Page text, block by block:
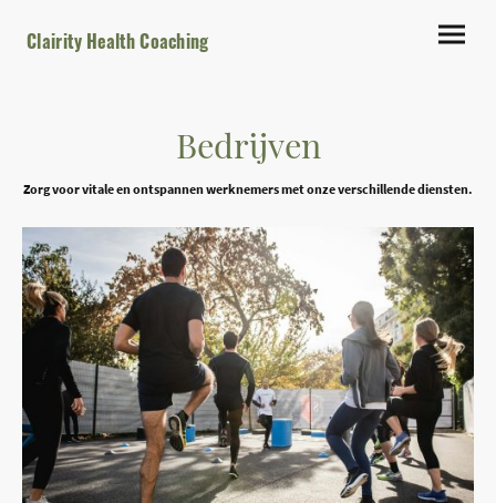
Clairity Health Coaching
Bedrijven
Zorg voor vitale en ontspannen werknemers met onze verschillende diensten.